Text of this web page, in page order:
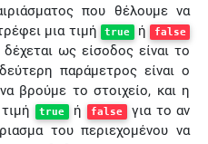
που θέλουμε να
μια τιμή
true ή false
ως είσοδος είναι το
παράμετρος είναι ο
βρούμε το στοιχείο, και η
true ή false για το αν
του περιεχομένου να